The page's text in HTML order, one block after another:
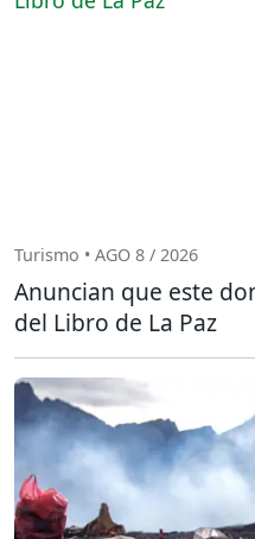
Turismo • AGO 8 / 2026
Anuncian que este
del Libro de La Paz